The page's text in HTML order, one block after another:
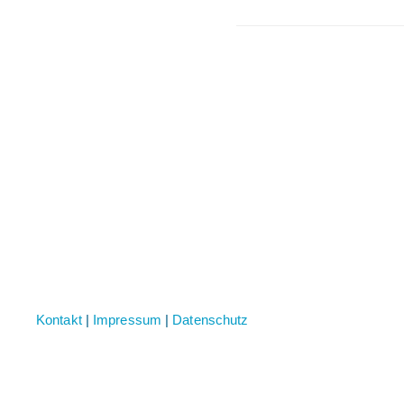
Kontakt| Impressum | Datenschutz